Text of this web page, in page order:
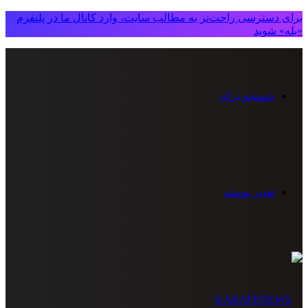
برای دسترسی راحت‌تر به مطالب سایت، وارد کانال ما در پلتفرم
«بله» شوید
جستجو برای
تغییر پوسته